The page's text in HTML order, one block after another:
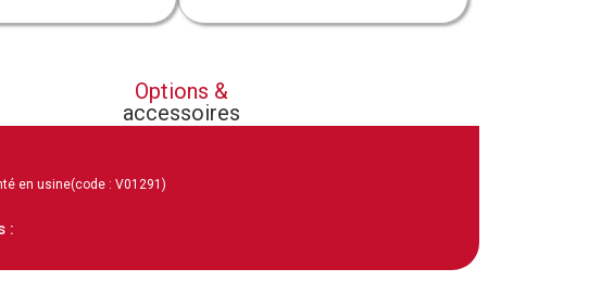
Options &
accessoires
en usine(code : V01291)
: